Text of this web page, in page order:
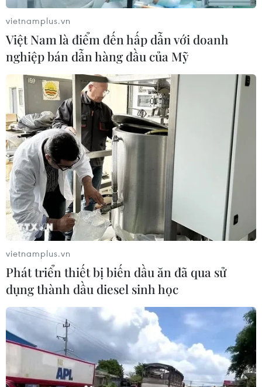
Stellantis có kế hoạch sản xuất ôtô điện
giá rẻ từ thương hiệu Leapmotor
03/04/2024 22:33
Vào tháng 10/2023, tập đoàn Stellantis đã đồng ý mua
21% cổ phần của Leapmotor với giá 1,5 tỷ euro (1,62 tỷ
USD) và thành lập một liên doanh, Leapmotor
International ở Hà Lan, do Stellantis kiểm soát.
vietnamplus.vn
Việt Nam là điểm đến hấp dẫn với doanh
nghiệp bán dẫn hàng đầu của Mỹ
vietnamplus.vn
Phát triển thiết bị biến dầu ăn đã qua sử
dụng thành dầu diesel sinh học